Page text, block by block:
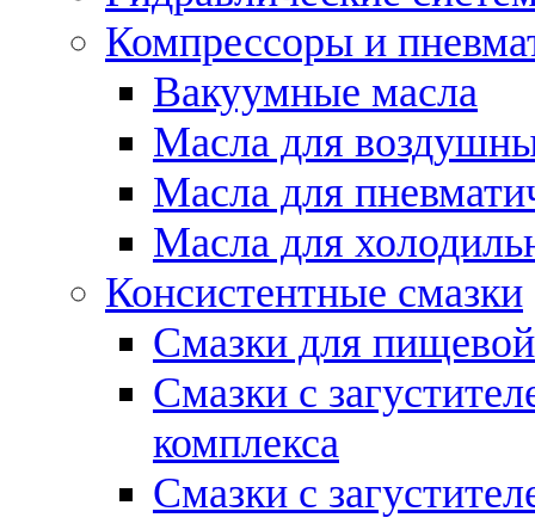
Компрессоры и
Вакуумные масла
Масла для
Масла для
Масла для
Консистентные смазки
Смазки для
Смазки с
комплекса
Смазки с